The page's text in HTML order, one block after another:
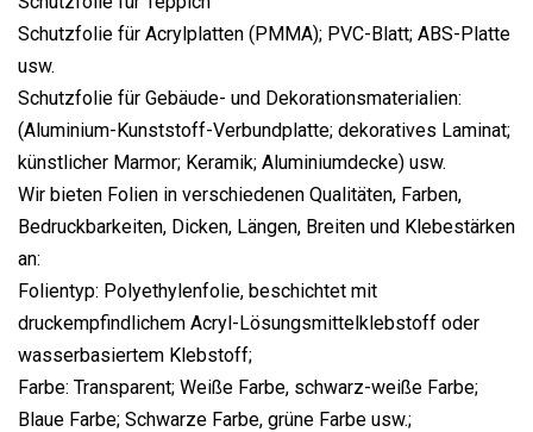
Schutzfolie für Acrylplatten (PMMA); PVC-Blatt; ABS-Platte
usw.
Schutzfolie für Gebäude- und Dekorationsmaterialien:
(Aluminium-Kunststoff-Verbundplatte; dekoratives Laminat;
künstlicher Marmor; Keramik; Aluminiumdecke) usw.
Wir bieten Folien in verschiedenen Qualitäten, Farben,
Bedruckbarkeiten, Dicken, Längen, Breiten und Klebestärken
an:
Folientyp: Polyethylenfolie, beschichtet mit
druckempfindlichem Acryl-Lösungsmittelklebstoff oder
wasserbasiertem Klebstoff;
Farbe: Transparent; Weiße Farbe, schwarz-weiße Farbe;
Blaue Farbe; Schwarze Farbe, grüne Farbe usw.;